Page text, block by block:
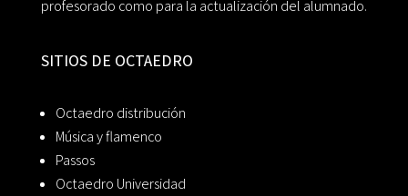
profesorado como para la actualización del alumnado.
SITIOS DE OCTAEDRO
Octaedro distribución
Música y flamenco
Passos
Octaedro Universidad